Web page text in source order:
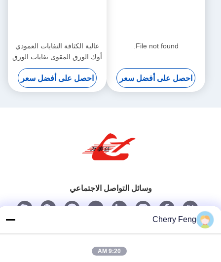
File not found.
احصل على أفضل سعر
عالية الكثافة النفايات العمودي
أوك الورق المقوى نفايات الورق
رزمة التعادل الرزم Y82-100
احصل على أفضل سعر
وسائل التواصل الاجتماعي
اتصل سريعًا
Cherry Feng
9:20 AM